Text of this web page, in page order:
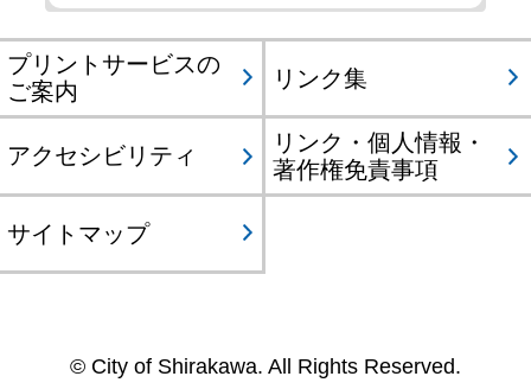
プリントサービスの
ご案内
リンク集
アクセシビリティ
リンク・個人情報・
著作権免責事項
サイトマップ
© City of Shirakawa. All Rights Reserved.